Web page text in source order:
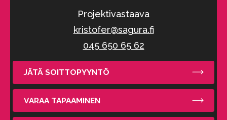
Projektivastaava
kristofer@sagura.fi
045 650 65 62
JÄTÄ SOITTOPYYNTÖ
VARAA TAPAAMINEN